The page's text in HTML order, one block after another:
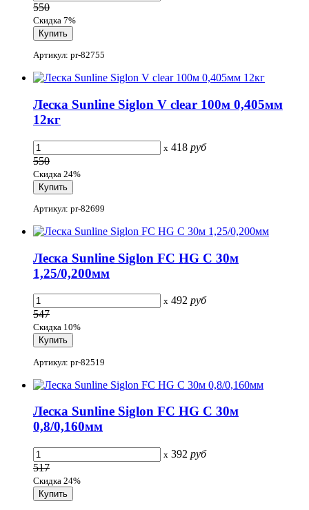
550
Скидка 7%
Артикул: pr-82755
Леска Sunline Siglon V clear 100м 0,405мм
12кг
x 418 руб
550
Скидка 24%
Артикул: pr-82699
Леска Sunline Siglon FC HG C 30м
1,25/0,200мм
x 492 руб
547
Скидка 10%
Артикул: pr-82519
Леска Sunline Siglon FC HG C 30м
0,8/0,160мм
x 392 руб
517
Скидка 24%